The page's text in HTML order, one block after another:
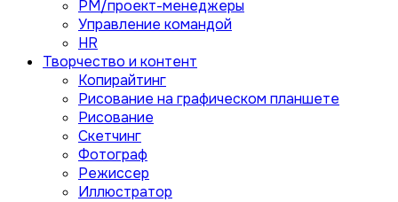
PM/проект-менеджеры
Управление командой
HR
Творчество и контент
Копирайтинг
Рисование на графическом планшете
Рисование
Скетчинг
Фотограф
Режиссер
Иллюстратор